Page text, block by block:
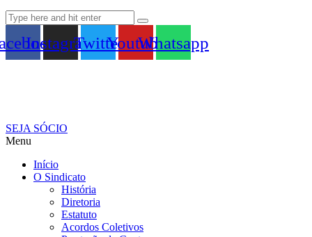
InstagramTwitterYoutubeWhatsapp
SEJA SÓCIO
Menu
Início
O Sindicato
História
Diretoria
Estatuto
Acordos Coletivos